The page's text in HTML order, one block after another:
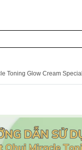
Toning Glow Cream Special